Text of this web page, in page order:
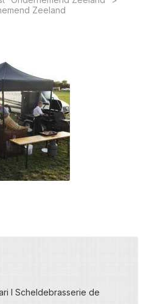
Zeeland
I Scheldebrasserie de